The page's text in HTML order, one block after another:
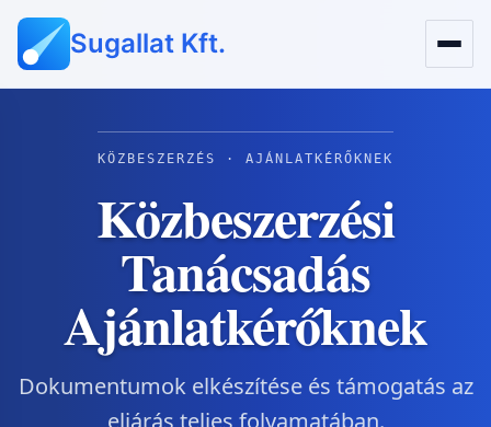
Sugallat Kft.
KÖZBESZERZÉS · AJÁNLATKÉRŐKNEK
Közbeszerzési
Tanácsadás
Ajánlatkérőknek
Dokumentumok elkészítése és támogatás az
eljárás teljes folyamatában.